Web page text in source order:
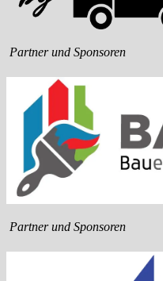
Partner und Sponsoren
Partner und Sponsoren